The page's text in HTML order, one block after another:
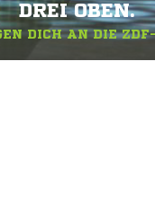
DREI OBEN.
DICH AN DIE